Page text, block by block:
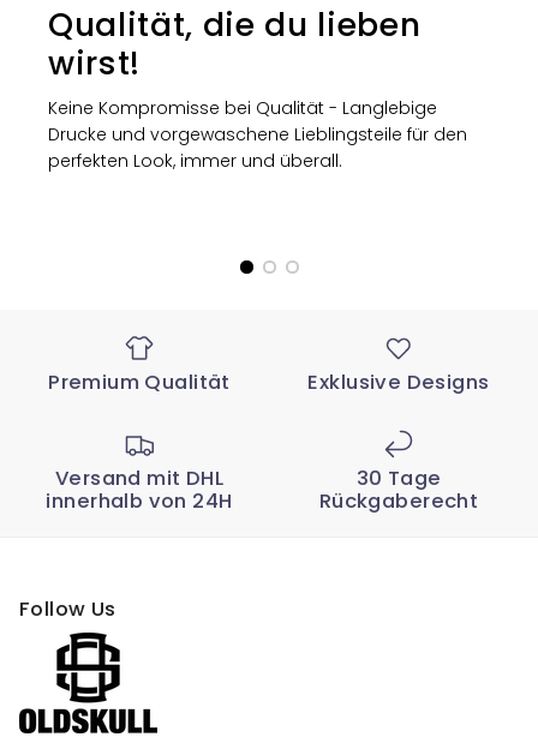
Qualität, die du lieben
wirst!
Keine Kompromisse bei Qualität - Langlebige
Drucke und vorgewaschene Lieblingsteile für den
perfekten Look, immer und überall.
Premium Qualität Exklusive Designs
Versand mit DHL
innerhalb von 24H
30 Tage
Rückgaberecht
Follow Us